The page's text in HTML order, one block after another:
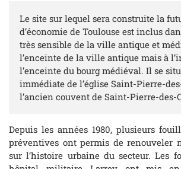
Le site sur lequel sera construite la
d’économie de Toulouse est inclus
très sensible de la ville antique et
l’enceinte de la ville antique mais à
l’enceinte du bourg médiéval. Il se
immédiate de l’église Saint-Pierre-
l’ancien couvent de Saint-Pierre-des-
Depuis les années 1980, plusieurs
préventives ont permis de renouveler
sur l’histoire urbaine du secteur. Les